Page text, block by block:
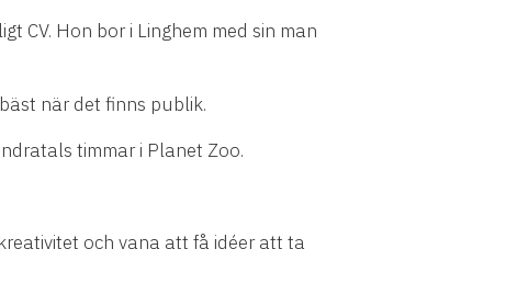
CV. Hon bor i Linghem med sin man
när det finns publik.
timmar i Planet Zoo.
och vana att få idéer att ta